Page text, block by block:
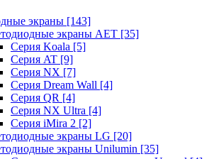
экраны [143]
экраны AET [35]
Cерия Koala [5]
Серия AT [9]
Серия NX [7]
Серия Dream Wall [4]
Серия QR [4]
Серия NX Ultra [4]
Серия iMira 2 [2]
экраны LG [20]
экраны Unilumin [35]